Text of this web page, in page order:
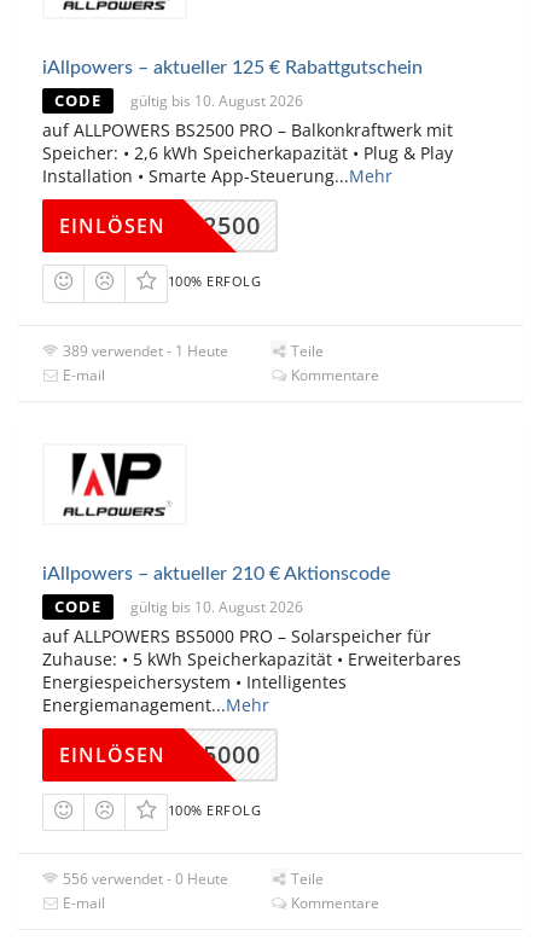
iAllpowers – aktueller 125 € Rabattgutschein
CODE gültig bis 10. August 2026
auf ALLPOWERS BS2500 PRO – Balkonkraftwerk mit
Speicher: • 2,6 kWh Speicherkapazität • Plug & Play
Installation • Smarte App-Steuerung...Mehr
AFBS2500
EINLÖSEN
100% ERFOLG
389 verwendet - 1 Heute
Teile
E-mail
Kommentare
iAllpowers – aktueller 210 € Aktionscode
CODE gültig bis 10. August 2026
auf ALLPOWERS BS5000 PRO – Solarspeicher für
Zuhause: • 5 kWh Speicherkapazität • Erweiterbares
Energiespeichersystem • Intelligentes
Energiemanagement...Mehr
AFBS5000
EINLÖSEN
100% ERFOLG
556 verwendet - 0 Heute
Teile
E-mail
Kommentare